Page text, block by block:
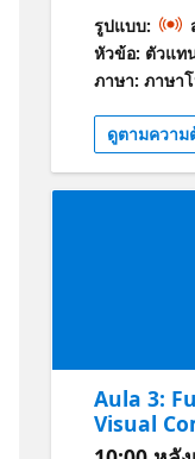
inteligência
essas
aplicações
diversas
descobrir
apaixonar
Estudos
IA do Azure
รูปแบบ:
หัวข้อ: ตัวแท
ภาษา: ภาษา
ดูตามความ
Aula 3:
Visual